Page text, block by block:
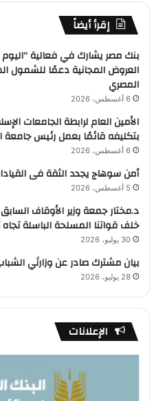
إقرأ أيضاً
بنك مصر يشارك في فعالية
العروض المجانية دعمًا للشمول
المصري
6 أغسطس، 2026
الأمين العام لرابطة الجامعات
بتكليفه قائمًا بعمل رئيس جامعة
6 أغسطس، 2026
أمن سوهاج يجدد الثقة فى
5 أغسطس، 2026
د.مختار جمعة وزير الأوقاف
خلف قواتنا المسلحة الباسلة
30 يوليو، 2026
بيان مشترك صادر عن وزارتَي
28 يوليو، 2026
الإعلانات